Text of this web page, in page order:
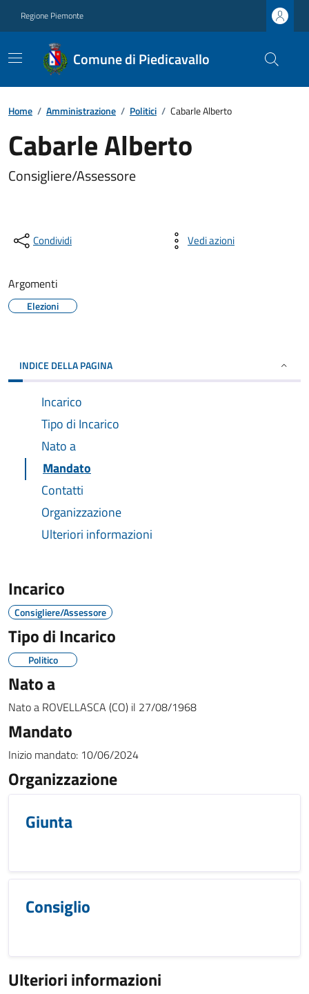
Regione Piemonte
Comune di Piedicavallo
Home / Amministrazione / Politici / Cabarle Alberto
Cabarle Alberto
Consigliere/Assessore
Condividi Vedi azioni
Argomenti
Elezioni
INDICE DELLA PAGINA
Incarico
Tipo di Incarico
Nato a
Mandato
Contatti
Organizzazione
Ulteriori informazioni
Incarico
Consigliere/Assessore
Tipo di Incarico
Politico
Nato a
Nato a ROVELLASCA (CO) il 27/08/1968
Mandato
Inizio mandato: 10/06/2024
Organizzazione
Giunta
Consiglio
Ulteriori informazioni